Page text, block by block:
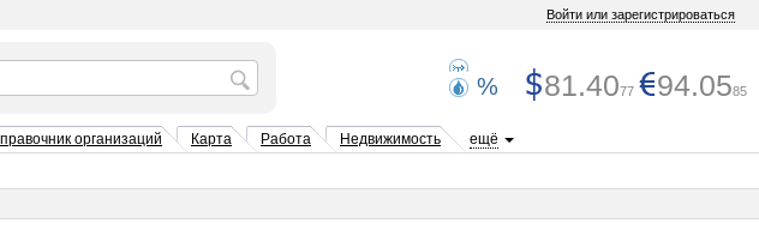
Войти или зарегистрироваться
% 81.4077 94.0585
организаций Карта Работа Недвижимость ещё